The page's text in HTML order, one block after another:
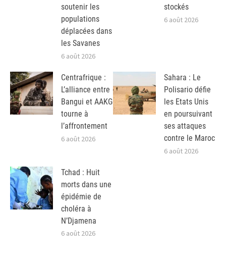
soutenir les
populations
déplacées dans
les Savanes
6 août 2026
stockés
6 août 2026
Centrafrique :
L’alliance entre
Bangui et AAKG
tourne à
l’affrontement
6 août 2026
Sahara : Le
Polisario défie
les Etats Unis
en poursuivant
ses attaques
contre le Maroc
6 août 2026
Tchad : Huit
morts dans une
épidémie de
choléra à
N’Djamena
6 août 2026